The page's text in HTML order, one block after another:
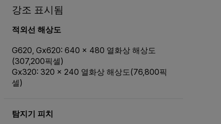
강조 표시됨
적외선 해상도
G620, Gx620: 640 × 480 열화상 해상도
(307,200픽셀)
Gx320: 320 × 240 열화상 해상도(76,800픽
셀)
탐지기 피치